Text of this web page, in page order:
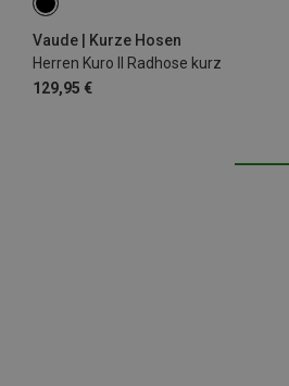
Vaude | Kurze Hosen
Herren Kuro II Radhose kurz
129,95 €
M